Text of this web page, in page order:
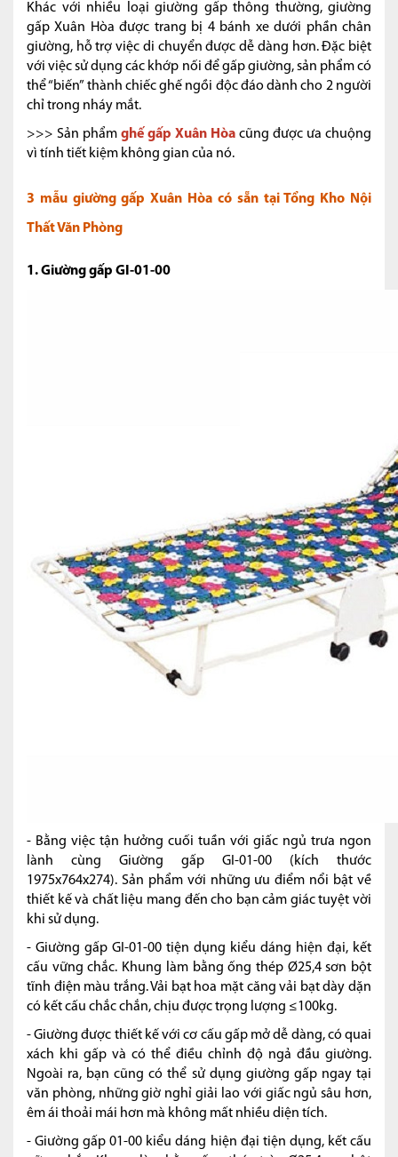
Khác với nhiều loại giường gấp thông thường, giường
gấp Xuân Hòa được trang bị 4 bánh xe dưới phần chân
giường, hỗ trợ việc di chuyển được dễ dàng hơn. Đặc biệt
với việc sử dụng các khớp nối để gấp giường, sản phẩm có
thể “biến” thành chiếc ghế ngồi độc đáo dành cho 2 người
chỉ trong nháy mắt.
>>> Sản phẩm ghế gấp Xuân Hòa cũng được ưa chuộng
vì tính tiết kiệm không gian của nó.
3 mẫu giường gấp Xuân Hòa có sẵn tại Tổng Kho Nội
Thất Văn Phòng
1. Giường gấp GI-01-00
- Bằng việc tận hưởng cuối tuần với giấc ngủ trưa ngon
lành cùng Giường gấp GI-01-00 (kích thước
1975x764x274). Sản phẩm với những ưu điểm nổi bật về
thiết kế và chất liệu mang đến cho bạn cảm giác tuyệt vời
khi sử dụng.
- Giường gấp GI-01-00 tiện dụng kiểu dáng hiện đại, kết
cấu vững chắc. Khung làm bằng ống thép Ø25,4 sơn bột
tĩnh điện màu trắng. Vải bạt hoa mặt căng vải bạt dày dặn
có kết cấu chắc chắn, chịu được trọng lượng ≤100kg.
- Giường được thiết kế với cơ cấu gấp mở dễ dàng, có quai
xách khi gấp và có thể điều chỉnh độ ngả đầu giường.
Ngoài ra, bạn cũng có thể sử dụng giường gấp ngay tại
văn phòng, những giờ nghỉ giải lao với giấc ngủ sâu hơn,
êm ái thoải mái hơn mà không mất nhiều diện tích.
- Giường gấp 01-00 kiểu dáng hiện đại tiện dụng, kết cấu